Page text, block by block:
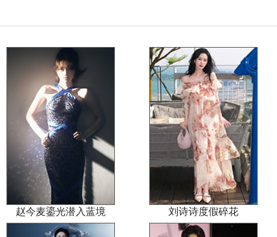
赵今麦鎏光潜入蓝境 刘诗诗度假碎花